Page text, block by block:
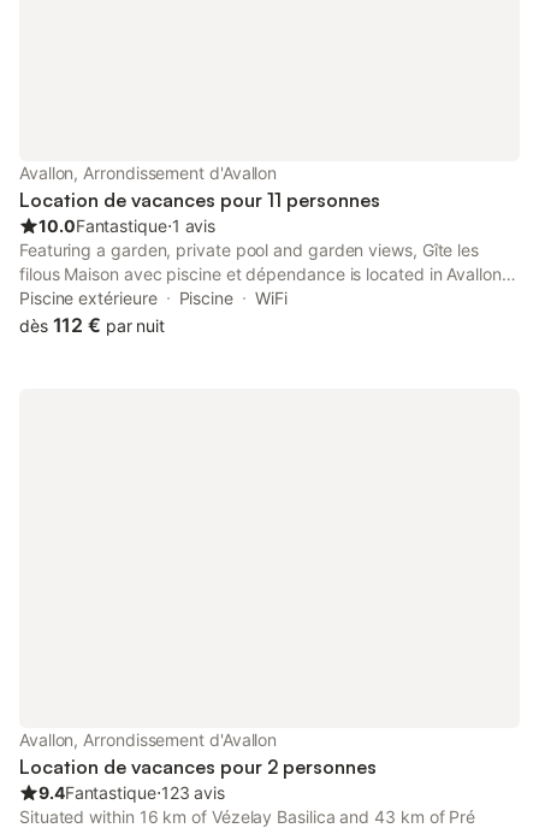
Avallon, Arrondissement d'Avallon
Location de vacances pour 11 personnes
10.0Fantastique⋅1 avis
Featuring a garden, private pool and garden views, Gîte les
filous Maison avec piscine et dépendance is located in Avallon.
This property offers access to a terrace, free private parking
and free WiFi.
Piscine extérieure Piscine
WiFi
dès 112 € par nuit
Avallon, Arrondissement d'Avallon
Location de vacances pour 2 personnes
9.4Fantastique⋅123 avis
Situated within 16 km of Vézelay Basilica and 43 km of Pré